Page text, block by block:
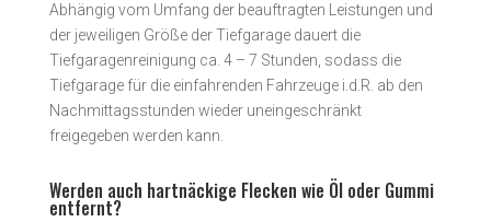
Abhängig vom Umfang der beauftragten Leistungen und
der jeweiligen Größe der Tiefgarage dauert die
Tiefgaragenreinigung ca. 4 – 7 Stunden, sodass die
Tiefgarage für die einfahrenden Fahrzeuge i.d.R. ab den
Nachmittagsstunden wieder uneingeschränkt
freigegeben werden kann.
Werden auch hartnäckige Flecken wie Öl oder Gummi
entfernt?